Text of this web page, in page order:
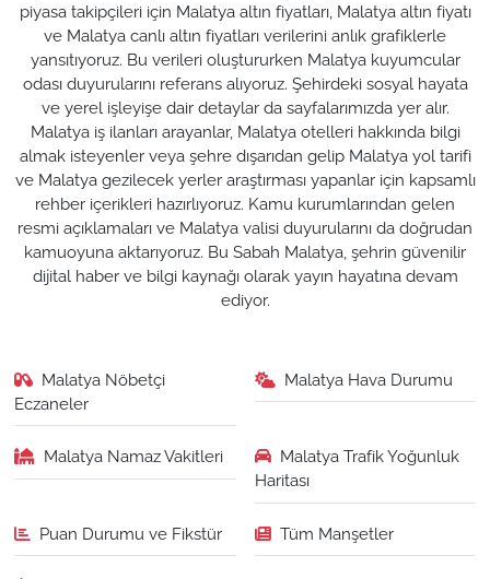
piyasa takipçileri için Malatya altın fiyatları, Malatya altın fiyatı
ve Malatya canlı altın fiyatları verilerini anlık grafiklerle
yansıtıyoruz. Bu verileri oluştururken Malatya kuyumcular
odası duyurularını referans alıyoruz. Şehirdeki sosyal hayata
ve yerel işleyişe dair detaylar da sayfalarımızda yer alır.
Malatya iş ilanları arayanlar, Malatya otelleri hakkında bilgi
almak isteyenler veya şehre dışarıdan gelip Malatya yol tarifi
ve Malatya gezilecek yerler araştırması yapanlar için kapsamlı
rehber içerikleri hazırlıyoruz. Kamu kurumlarından gelen
resmi açıklamaları ve Malatya valisi duyurularını da doğrudan
kamuoyuna aktarıyoruz. Bu Sabah Malatya, şehrin güvenilir
dijital haber ve bilgi kaynağı olarak yayın hayatına devam
ediyor.
Malatya Nöbetçi
Eczaneler
Malatya Hava Durumu
Malatya Namaz Vakitleri
Malatya Trafik Yoğunluk
Haritası
Puan Durumu ve Fikstür Tüm Manşetler